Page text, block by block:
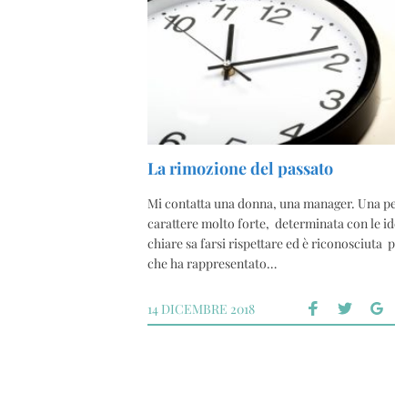
La rimozione del passato
Mi contatta una donna, una manager. Una
carattere molto forte, determinata con le
chiare sa farsi rispettare ed è riconosciuta
che ha rappresentato…
14 DICEMBRE 2018